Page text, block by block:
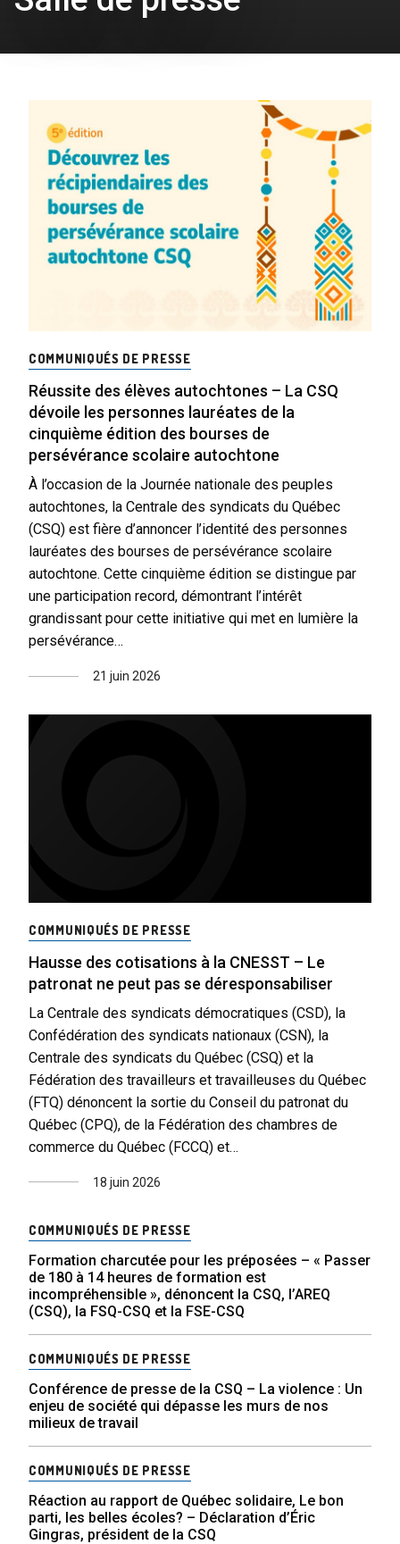
COMMUNIQUÉS DE PRESSE
Réussite des élèves autochtones – La CSQ
dévoile les personnes lauréates de la
cinquième édition des bourses de
persévérance scolaire autochtone
À l’occasion de la Journée nationale des peuples
autochtones, la Centrale des syndicats du Québec
(CSQ) est fière d’annoncer l’identité des personnes
lauréates des bourses de persévérance scolaire
autochtone. Cette cinquième édition se distingue par
une participation record, démontrant l’intérêt
grandissant pour cette initiative qui met en lumière la
persévérance…
21 juin 2026
COMMUNIQUÉS DE PRESSE
Hausse des cotisations à la CNESST – Le
patronat ne peut pas se déresponsabiliser
La Centrale des syndicats démocratiques (CSD), la
Confédération des syndicats nationaux (CSN), la
Centrale des syndicats du Québec (CSQ) et la
Fédération des travailleurs et travailleuses du Québec
(FTQ) dénoncent la sortie du Conseil du patronat du
Québec (CPQ), de la Fédération des chambres de
commerce du Québec (FCCQ) et…
18 juin 2026
COMMUNIQUÉS DE PRESSE
Formation charcutée pour les préposées – « Passer
de 180 à 14 heures de formation est
incompréhensible », dénoncent la CSQ, l’AREQ
(CSQ), la FSQ-CSQ et la FSE-CSQ
COMMUNIQUÉS DE PRESSE
Conférence de presse de la CSQ – La violence : Un
enjeu de société qui dépasse les murs de nos
milieux de travail
COMMUNIQUÉS DE PRESSE
Réaction au rapport de Québec solidaire, Le bon
parti, les belles écoles? – Déclaration d’Éric
Gingras, président de la CSQ